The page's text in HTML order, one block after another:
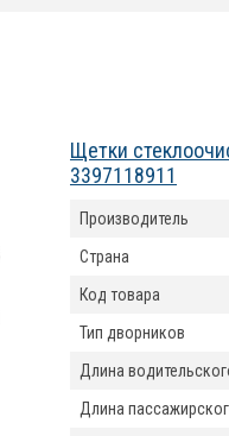
Щетки
3397118911
Производитель
Страна
Код товара
Тип дворников
Длина
Длина